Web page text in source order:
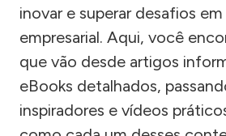
inovar e superar desafios
empresarial. Aqui, você
que vão desde artigos
eBooks detalhados,
inspiradores e vídeos